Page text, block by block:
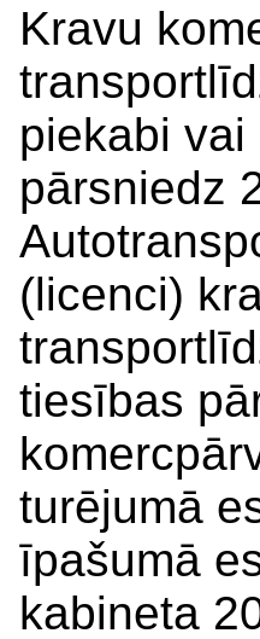
Kravu
piekabi
pārsniedz
(licenci)
tiesības
turējumā
īpašumā
kabineta